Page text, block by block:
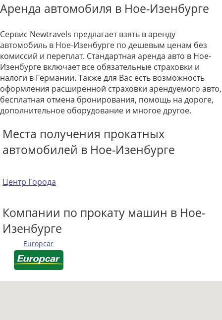
Аренда автомобиля в Ное-Изенбурге
Сервис Newtravels предлагает взять в аренду
автомобиль в Ное-Изенбурге по дешевым ценам без
комиссий и переплат. Стандартная аренда авто в Ное-
Изенбурге включает все обязательные страховки и
налоги в Германии. Также для Вас есть возможность
оформления расширенной страховки арендуемого авто,
бесплатная отмена бронирования, помощь на дороге,
дополнительное оборудование и многое другое.
Места получения прокатных
автомобилей в Ное-Изенбурге
Центр Города
Компании по прокату машин в Ное-
Изенбурге
Europcar